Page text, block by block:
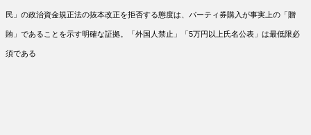
民」の政治資金規正法の抜本改正を拒否する態度は、パーティ券購入が事実上の「贈
賄」であることを示す明確な証拠。「外国人禁止」「5万円以上氏名公表」は最低限必
須である